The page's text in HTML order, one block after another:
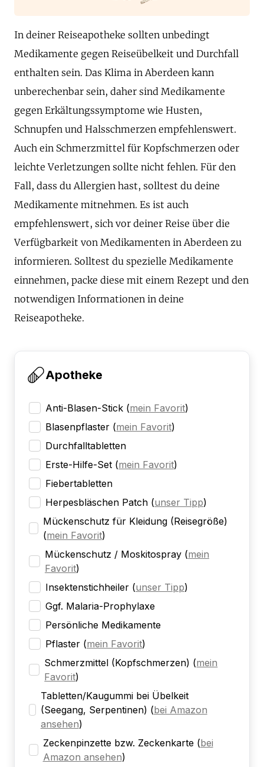
In deiner Reiseapotheke sollten unbedingt
Medikamente gegen Reiseübelkeit und Durchfall
enthalten sein. Das Klima in Aberdeen kann
unberechenbar sein, daher sind Medikamente
gegen Erkältungssymptome wie Husten,
Schnupfen und Halsschmerzen empfehlenswert.
Auch ein Schmerzmittel für Kopfschmerzen oder
leichte Verletzungen sollte nicht fehlen. Für den
Fall, dass du Allergien hast, solltest du deine
Medikamente mitnehmen. Es ist auch
empfehlenswert, sich vor deiner Reise über die
Verfügbarkeit von Medikamenten in Aberdeen zu
informieren. Solltest du spezielle Medikamente
einnehmen, packe diese mit einem Rezept und den
notwendigen Informationen in deine
Reiseapotheke.
Apotheke
Anti-Blasen-Stick (mein Favorit)
Blasenpflaster (mein Favorit)
Durchfalltabletten
Erste-Hilfe-Set (mein Favorit)
Fiebertabletten
Herpesbläschen Patch (unser Tipp)
Mückenschutz für Kleidung (Reisegröße)
(mein Favorit)
Mückenschutz / Moskitospray (mein
Favorit)
Insektenstichheiler (unser Tipp)
Ggf. Malaria-Prophylaxe
Persönliche Medikamente
Pflaster (mein Favorit)
Schmerzmittel (Kopfschmerzen) (mein
Favorit)
Tabletten/Kaugummi bei Übelkeit
(Seegang, Serpentinen) (bei Amazon
ansehen)
Zeckenpinzette bzw. Zeckenkarte (bei
Amazon ansehen)